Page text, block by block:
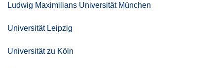
Ludwig Maximilians Universität München
Universität Leipzig
Universität zu Köln